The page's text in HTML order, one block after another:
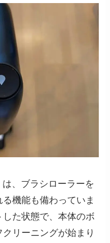
は、ブラシローラーを
機能も備わっていま
た状態で、本体のボ
リーニングが始まり